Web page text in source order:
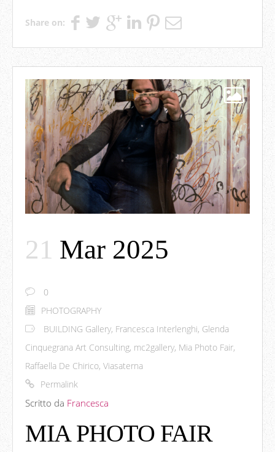
Share on:
21 Mar 2025
0
PHOTOGRAPHY
BUILDING Gallery, Francesca Interlenghi, Glenda
Cinquegrana Art Consulting, mc2gallery, Mia Photo Fair,
Raffaella De Chirico, Viasaterna
Permalink
Scritto da Francesca
MIA PHOTO FAIR